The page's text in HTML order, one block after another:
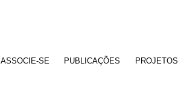
ASSOCIE-SE PUBLICAÇÕES PROJETOS